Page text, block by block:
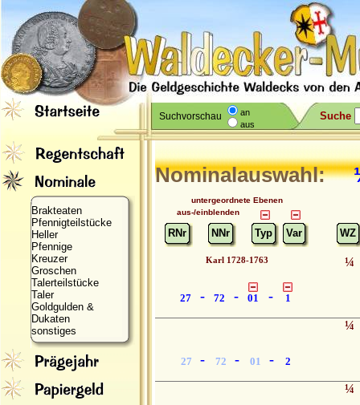
Suchvorschau
an
aus
Suche
Brakteaten
Pfennigteilstücke
Heller
Pfennige
Kreuzer
Groschen
Talerteilstücke
Taler
Goldgulden &
Dukaten
sonstiges
Nominalauswahl:¼
untergeordnete Ebenen
aus-/einblenden
RNr NNr Typ Var WZ
Karl 1728-1763
27 - 72 - 01 - 1
¼
27 - 72 - 01 - 2
¼
¼